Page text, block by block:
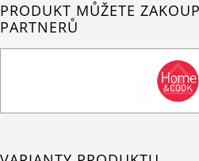
PRODUKT MŮŽETE
PARTNERŮ